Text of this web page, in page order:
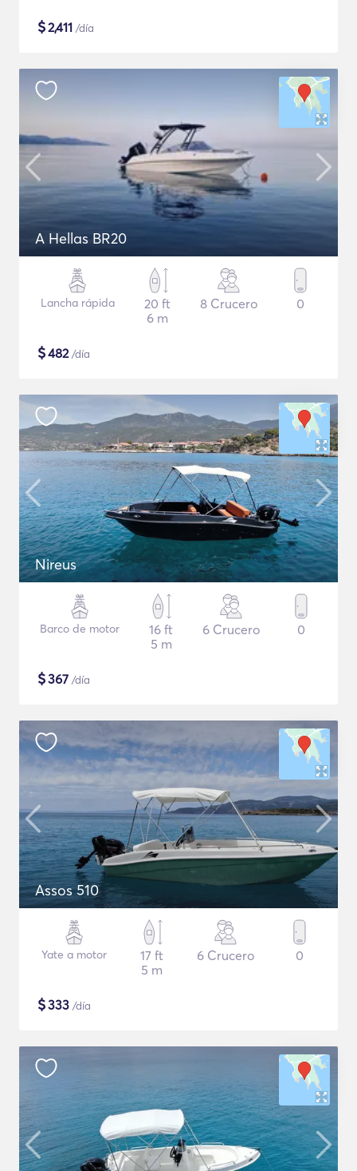
$2,411 /día
A Hellas BR20
Lancha rápida
20 ft
6 m
8 Crucero 0
$482/día
Nireus
Barco de motor
16 ft
5 m
6 Crucero 0
$367 /día
Assos 510
Yate a motor
17 ft
5 m
6 Crucero 0
$333 /día